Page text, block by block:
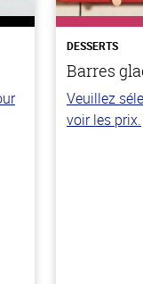
DESSERTS
Barres
Veuillez
voir les prix.